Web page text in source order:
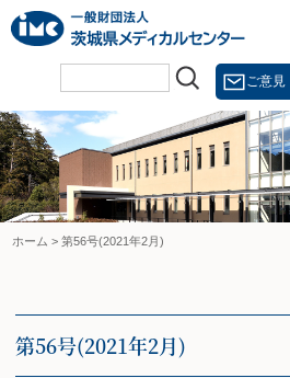
Skip
to
content
ご意
ホーム > 第56号(2021年2月)
第56号(2021年2月)